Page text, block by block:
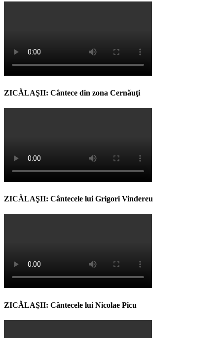
ZICĂLAŞII: Cântece din zona Cernăuţi
ZICĂLAŞII: Cântecele lui Grigori Vindereu
ZICĂLAŞII: Cântecele lui Nicolae Picu